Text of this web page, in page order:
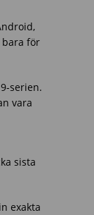
bara för
serien.
vara
sista
exakta